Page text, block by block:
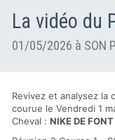
La vidéo du
01/05/2026 à SON
Revivez et analysez la
courue le Vendredi 1
Cheval : NIKE DE FONT